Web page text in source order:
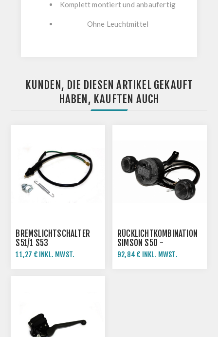
Komplett montiert und anbaufertig
Ohne Leuchtmittel
KUNDEN, DIE DIESEN ARTIKEL GEKAUFT
HABEN, KAUFTEN AUCH
BREMSLICHTSCHALTER
S51/1 S53
11,27 € INKL. MWST.
RÜCKLICHTKOMBINATION
SIMSON S50 -
RAUCHGRAU
92,84 € INKL. MWST.